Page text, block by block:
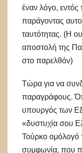
έναν λόγο, εντός
παράγοντας
ταυτότητας. (Η
αποστολή της
στο παρελθόν)
Τώρα για να
παραγράφους.
υπουργός των
«δυστυχία σου
Τούρκο ομόλογό
συμφωνία, που